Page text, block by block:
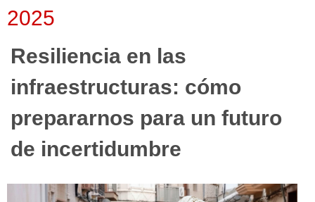
2025
Resiliencia en las
infraestructuras: cómo
prepararnos para un futuro
de incertidumbre